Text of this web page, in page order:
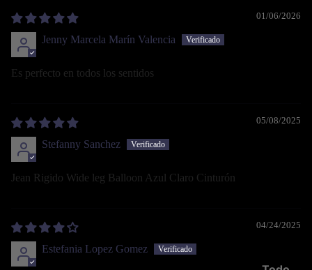
01/06/2026
Jenny Marcela Marín Valencia
Es perfecto en todos los sentidos
05/08/2025
Stefanny Sanchez
Jean Rigido Wide leg Balloon Azul Claro Cinturón
04/24/2025
Estefania Lopez Gomez